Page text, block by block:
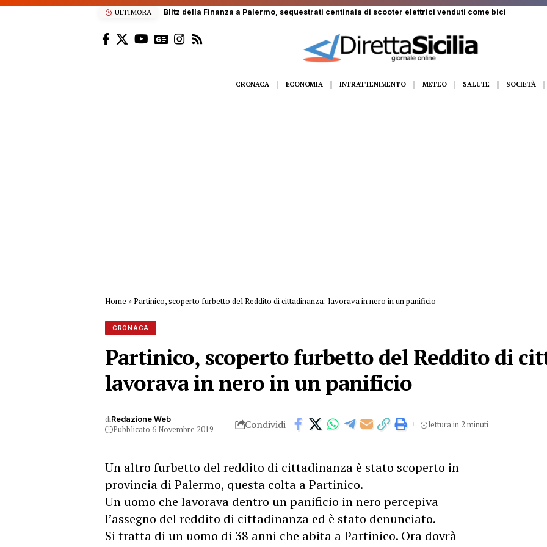
ULTIMORA Blitz della Finanza a Palermo, sequestrati centinaia di scooter elettrici venduti come bici
CRONACA ECONOMIA INTRATTENIMENTO METEO SALUTE SOCIETÀ
Home »Partinico, scoperto furbetto del Reddito di cittadinanza: lavorava in nero in un panificio
CRONACA
Partinico, scoperto furbetto del Reddito di
lavorava in nero in un panificio
diRedazione Web
Pubblicato 6 Novembre 2019 Condividi lettura in 2 minuti
Un altro furbetto del reddito di cittadinanza è stato scoperto in
provincia di Palermo, questa colta a Partinico.
Un uomo che lavorava dentro un panificio in nero percepiva
l’assegno del reddito di cittadinanza ed è stato denunciato.
Si tratta di un uomo di 38 anni che abita a Partinico. Ora dovrà